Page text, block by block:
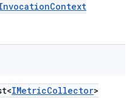
Context
IMetricCollector>